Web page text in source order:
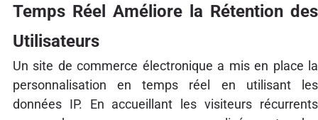
Temps Réel Améliore la Rétention des
Utilisateurs
Un site de commerce électronique a mis en place la
personnalisation en temps réel en utilisant les
données IP. En accueillant les visiteurs récurrents